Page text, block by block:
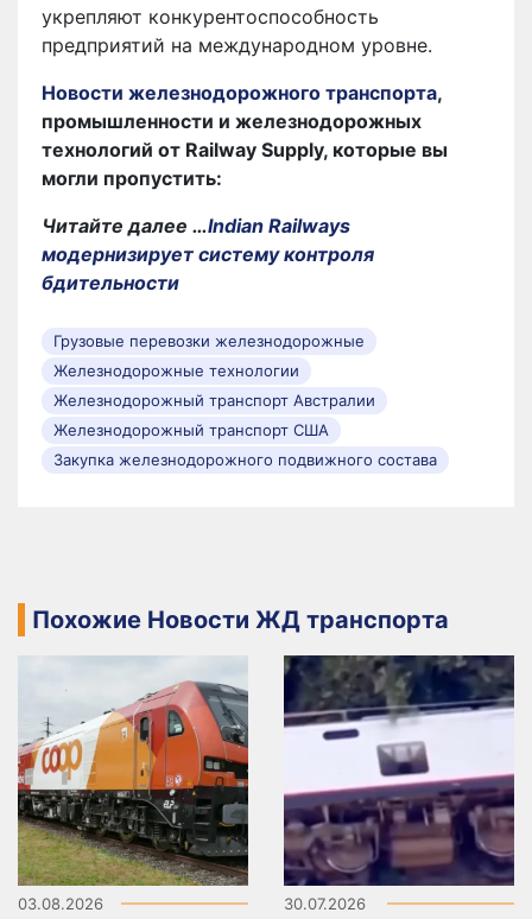
укрепляют конкурентоспособность
предприятий на международном уровне.
Новости железнодорожного транспорта,
промышленности и железнодорожных
технологий от Railway Supply, которые вы
могли пропустить:
Читайте далее …Indian Railways
модернизирует систему контроля
бдительности
Грузовые перевозки железнодорожные
Железнодорожные технологии
Железнодорожный транспорт Австралии
Железнодорожный транспорт США
Закупка железнодорожного подвижного состава
Похожие Новости ЖД транспорта
03.08.2026 30.07.2026